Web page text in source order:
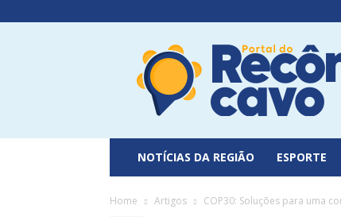
Portal
do
Recôncavo
NOTÍCIAS DA REGIÃO ESPORTE
Home Artigos COP30: Soluções para uma